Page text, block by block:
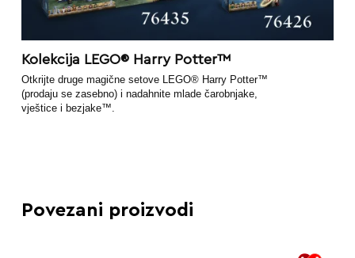
Kolekcija LEGO® Harry Potter™
Otkrijte druge magične setove LEGO® Harry Potter™
(prodaju se zasebno) i nadahnite mlade čarobnjake,
vještice i bezjake™.
Povezani proizvodi